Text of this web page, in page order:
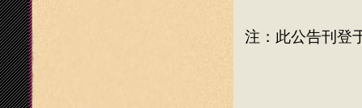
注：此公告刊登